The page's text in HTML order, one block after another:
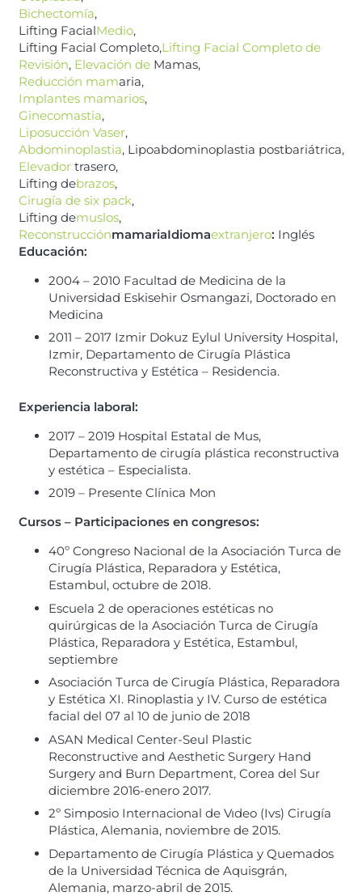
Bichectomía,
Lifting FacialMedio,
Lifting Facial Completo,Lifting Facial Completo de
Revisión, Elevación deMamas,
Reducción mamaria,
Implantes mamarios,
Ginecomastia,
Liposucción Vaser,
Abdominoplastia, Lipoabdominoplastia postbariátrica,
Elevadortrasero,
Lifting debrazos,
Cirugía de six pack,
Lifting demuslos,
ReconstrucciónmamariaIdiomaextranjero: Inglés
Educación:
2004 – 2010 Facultad de Medicina de la
Universidad Eskisehir Osmangazi, Doctorado en
Medicina
2011 – 2017 Izmir Dokuz Eylul University Hospital,
Izmir, Departamento de Cirugía Plástica
Reconstructiva y Estética – Residencia.
Experiencia laboral:
2017 – 2019 Hospital Estatal de Mus,
Departamento de cirugía plástica reconstructiva
y estética – Especialista.
2019 – Presente Clínica Mon
Cursos – Participaciones en congresos:
40º Congreso Nacional de la Asociación Turca de
Cirugía Plástica, Reparadora y Estética,
Estambul, octubre de 2018.
Escuela 2 de operaciones estéticas no
quirúrgicas de la Asociación Turca de Cirugía
Plástica, Reparadora y Estética, Estambul,
septiembre
Asociación Turca de Cirugía Plástica, Reparadora
y Estética XI. Rinoplastia y IV. Curso de estética
facial del 07 al 10 de junio de 2018
ASAN Medical Center-Seul Plastic
Reconstructive and Aesthetic Surgery Hand
Surgery and Burn Department, Corea del Sur
diciembre 2016-enero 2017.
2º Simposio Internacional de Vıdeo (Ivs) Cirugía
Plástica, Alemania, noviembre de 2015.
Departamento de Cirugía Plástica y Quemados
de la Universidad Técnica de Aquisgrán,
Alemania, marzo-abril de 2015.